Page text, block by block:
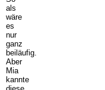
als
wäre
es
nur
ganz
beiläufig.
Aber
Mia
kannte